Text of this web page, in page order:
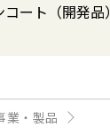
ート（開発品）
業・製品